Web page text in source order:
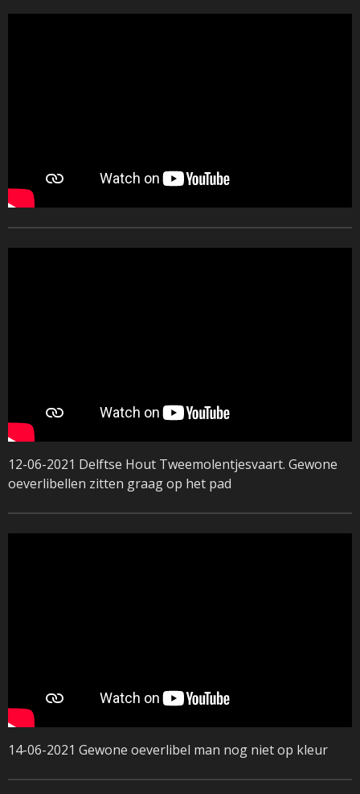
12-06-2021 Delftse Hout Tweemolentjesvaart. Gewone
oeverlibellen zitten graag op het pad
14-06-2021 Gewone oeverlibel man nog niet op kleur